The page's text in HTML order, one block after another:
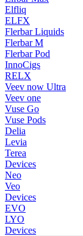
Elfliq
ELFX
Flerbar Liquids
Flerbar M
Flerbar Pod
InnoCigs
RELX
Veev now Ultra
Veev one
Vuse Go
Vuse Pods
Delia
Levia
Terea
Devices
Neo
Veo
Devices
EVO
LYO
Devices